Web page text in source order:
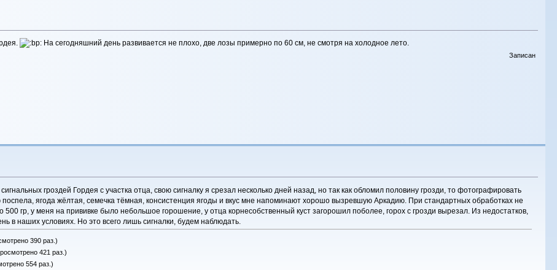
На сегодняшний день развивается не плохо, две лозы примерно по 60 см, не смотря на холодное лето.
Записан
гроздей Гордея с участка отца, свою сигналку я срезал несколько дней назад, но так как обломил половину грозди, то фотографировать
ягода жёлтая, семечка тёмная, консистенция ягоды и вкус мне напоминают хорошо вызревшую Аркадию. При стандартных обработках не
500 гр, у меня на прививке было небольшое горошение, у отца корнесобственный куст загорошил поболее, горох с грозди вырезал. Из недостатков,
в наших условиях. Но это всего лишь сигналки, будем наблюдать.
390 раз.)
421 раз.)
554 раз.)